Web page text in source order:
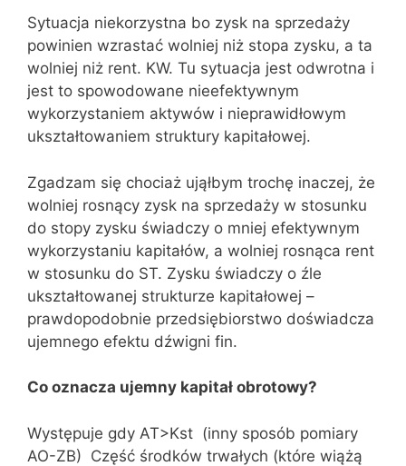
Sytuacja niekorzystna bo zysk na sprzedaży
powinien wzrastać wolniej niż stopa zysku, a ta
wolniej niż rent. KW. Tu sytuacja jest odwrotna i
jest to spowodowane nieefektywnym
wykorzystaniem aktywów i nieprawidłowym
ukształtowaniem struktury kapitałowej.
Zgadzam się chociaż ująłbym trochę inaczej, że
wolniej rosnący zysk na sprzedaży w stosunku
do stopy zysku świadczy o mniej efektywnym
wykorzystaniu kapitałów, a wolniej rosnąca rent
w stosunku do ST. Zysku świadczy o źle
ukształtowanej strukturze kapitałowej –
prawdopodobnie przedsiębiorstwo doświadcza
ujemnego efektu dźwigni fin.
Co oznacza ujemny kapitał obrotowy?
Występuje gdy AT>Kst (inny sposób pomiary
AO-ZB) Część środków trwałych (które wiążą